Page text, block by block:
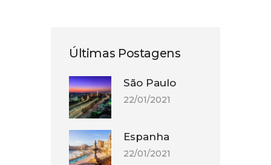
Últimas Postagens
São Paulo
22/01/2021
Espanha
22/01/2021